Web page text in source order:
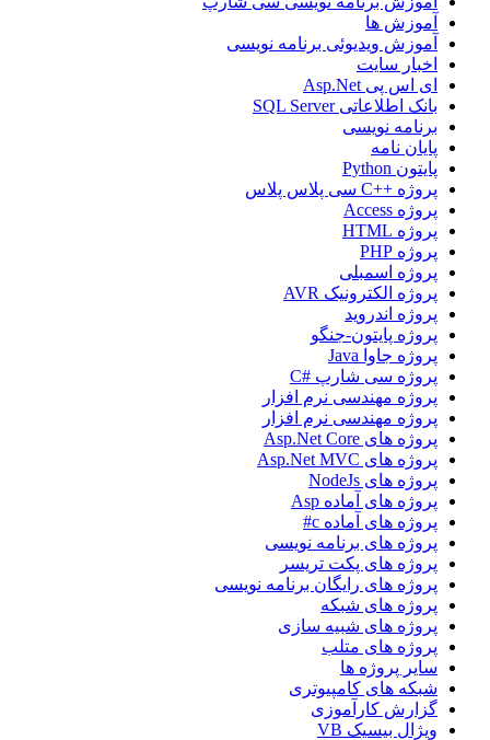
آموزش ها
آموزش ویدیوئی برنامه نویسی
اخبار سایت
ای اس پی Asp.Net
بانک اطلاعاتی SQL Server
برنامه نویسی
پایان نامه
پایتون Python
پروژه ++C سی پلاس پلاس
پروژه Access
پروژه HTML
پروژه PHP
پروژه اسمبلی
پروژه الکترونیک AVR
پروژه اندروید
پروژه پایتون-جنگو
پروژه جاوا Java
پروژه سی شارپ #C
پروژه مهندسی نرم افزار
پروژه مهندسی نرم افزار
پروژه های Asp.Net Core
پروژه های Asp.Net MVC
پروژه های NodeJs
پروژه های آماده Asp
پروژه های آماده c#
پروژه های برنامه نویسی
پروژه های پکت تریسر
پروژه های رایگان برنامه نویسی
پروژه های شبکه
پروژه های شبیه سازی
پروژه های متلب
سایر پروژه ها
شبکه های کامپیوتری
گزارش کارآموزی
ویژال بیسیک VB